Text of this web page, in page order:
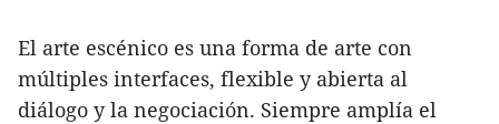
El arte escénico es una forma de arte con
múltiples interfaces, flexible y abierta al
diálogo y la negociación. Siempre amplía el